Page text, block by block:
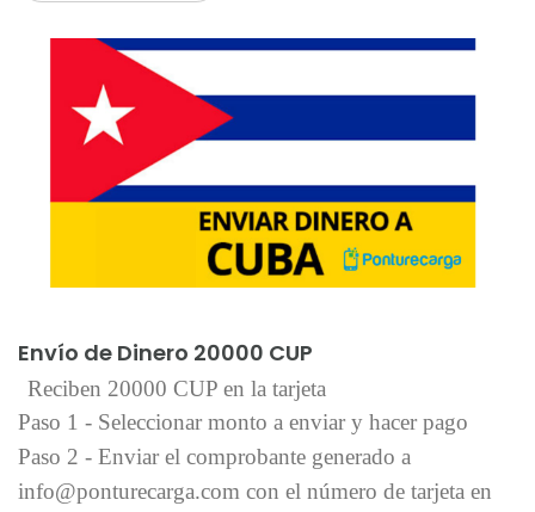
Envío de Dinero 20000 CUP
Reciben 20000 CUP en la tarjeta
Paso 1 - Seleccionar monto a enviar y hacer pago
Paso 2 - Enviar el comprobante generado a
info@ponturecarga.com con el número de tarjeta en